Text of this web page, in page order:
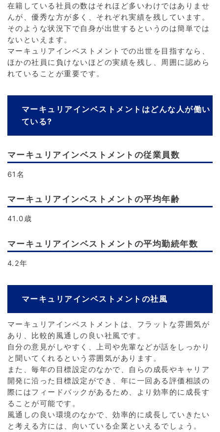
在籍している社員の数はそれほど多いわけではありませ
んが、優秀な方が多く、それぞれ実績を残しています。
そのような状況下で自身が出世するというのは簡単では
ないといえます。
マーキュリアインベストメントでの出世を目指すなら、
ほかの社員に負けないほどの実績を残し、周囲に認めら
れていることが重要です。
マーキュリアインベストメントはどんな人が働い
ている?
マーキュリアインベストメントの従業員数
61名
マーキュリアインベストメントの平均年齢
41.0歳
マーキュリアインベストメントの平均勤続年数
4.2年
マーキュリアインベストメントの社風
マーキュリアインベストメントは、フラットな雰囲気が
あり、比較的風通しの良い社風です。
自分の意見がしやすく、上司や先輩などが話をしっかり
と聞いてくれるという雰囲気があります。
また、毎年の目標設定のなかで、自らの成長やキャリア
開発に沿った目標設定ができ、年に一回ある評価相談の
際にはフィードバックがあるため、より効率的に成長す
ることが可能です。
風通しの良い環境のなかで、効率的に成長していきたい
と考える方には、向いている企業といえるでしょう。